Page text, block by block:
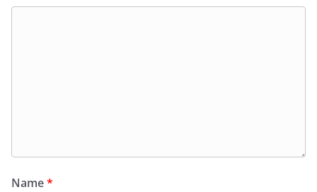
Name*